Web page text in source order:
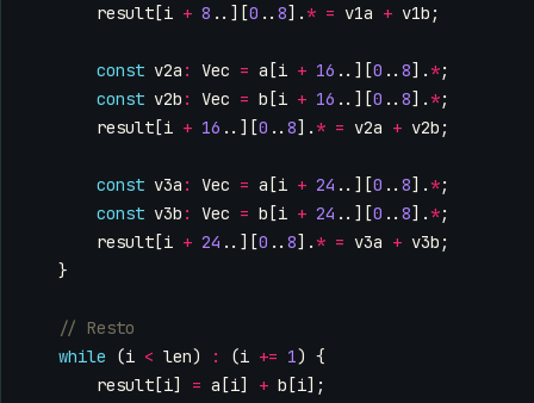
result [i + 8 ..][0 .. 8]. * = v1a + v1b ;
const v2a : Vec = a [i + 16 ..][0 .. 8]. *;
const v2b : Vec = b [i + 16 ..][0 .. 8]. *;
result [i + 16 ..][0 .. 8]. * = v2a + v2b ;
const v3a : Vec = a [i + 24 ..][0 .. 8]. *;
const v3b : Vec = b [i + 24 ..][0 .. 8]. *;
result [i + 24 ..][0 .. 8]. * = v3a + v3b ;
}
while
(i < len) : (i += 1) {
result [i] = a [i] + b [i];